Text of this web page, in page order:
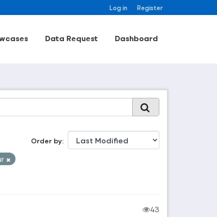
Log in Register
Data Request Dashboard
Order by
43